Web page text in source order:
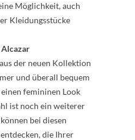
Möglichkeit, auch
Kleidungsstücke
der neuen Kollektion
und überall bequem
femininen Look
ist noch ein weiterer
bei diesen
die Ihrer